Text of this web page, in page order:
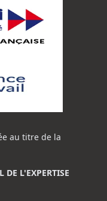
au titre de la
L'EXPERTISE